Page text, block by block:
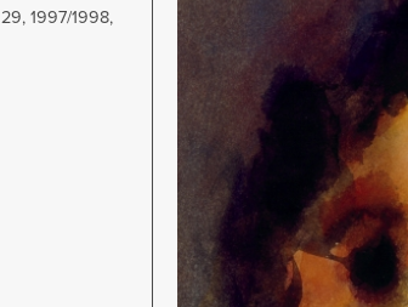
29, 1997/1998,